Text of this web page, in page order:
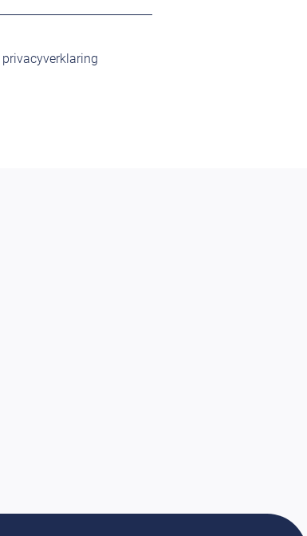
privacyverklaring